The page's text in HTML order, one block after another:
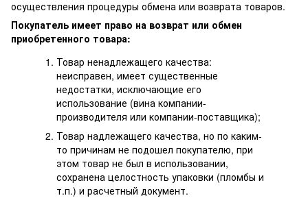
осуществления процедуры обмена или возврата товаров.
Покупатель имеет право на возврат или обмен
приобретенного товара:
Товар ненадлежащего качества:
неисправен, имеет существенные
недостатки, исключающие его
использование (вина компании-
производителя или компании-поставщика);
Товар надлежащего качества, но по каким-
то причинам не подошел покупателю, при
этом товар не был в использовании,
сохранена целостность упаковки (пломбы и
т.п.) и расчетный документ.